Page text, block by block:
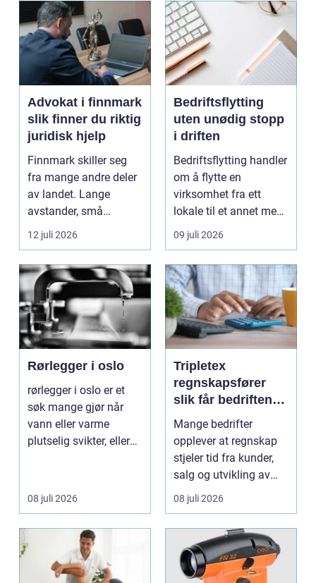
Advokat i finnmark
slik finner du riktig
juridisk hjelp
Finnmark skiller seg
fra mange andre deler
av landet. Lange
avstander, små
lokalsamfunn, sterk
tilkn...
12 juli 2026
Bedriftsflytting
uten unødig stopp
i driften
Bedriftsflytting handler
om å flytte en
virksomhet fra ett
lokale til et annet med
minst mulig...
09 juli 2026
Rørlegger i oslo
rørlegger i oslo er et
søk mange gjør når
vann eller varme
plutselig svikter, eller
08 juli 2026
Tripletex
regnskapsfører
slik får bedriften
mer ut av
regnskapet
Mange bedrifter
opplever at regnskap
stjeler tid fra kunder,
salg og utvikling av
virksomheten. Samt...
08 juli 2026